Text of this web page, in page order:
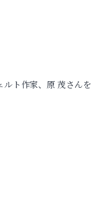
ルト作家、原 茂さん